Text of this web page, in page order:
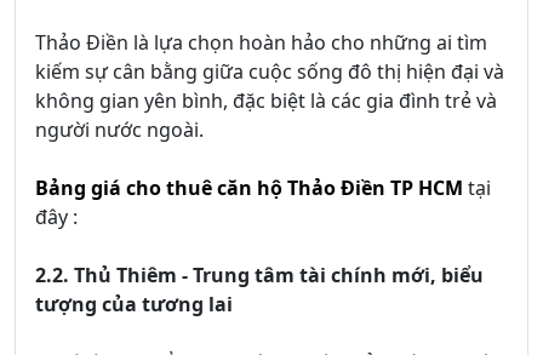
Thảo Điền là lựa chọn hoàn hảo cho những ai tìm
kiếm sự cân bằng giữa cuộc sống đô thị hiện đại và
không gian yên bình, đặc biệt là các gia đình trẻ và
người nước ngoài.
Bảng giá cho thuê căn hộ Thảo Điền TP HCM tại
đây :
2.2. Thủ Thiêm - Trung tâm tài chính mới, biểu
tượng của tương lai